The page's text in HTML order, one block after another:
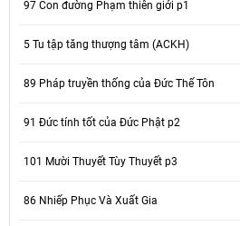
97 Con đường Phạm thiên giới p1
5 Tu tập tăng thượng tâm (ACKH)
89 Pháp truyền thống của Đức Thế Tôn
91 Đức tính tốt của Đức Phật p2
101 Mười Thuyết Tùy Thuyết p3
86 Nhiếp Phục Và Xuất Gia